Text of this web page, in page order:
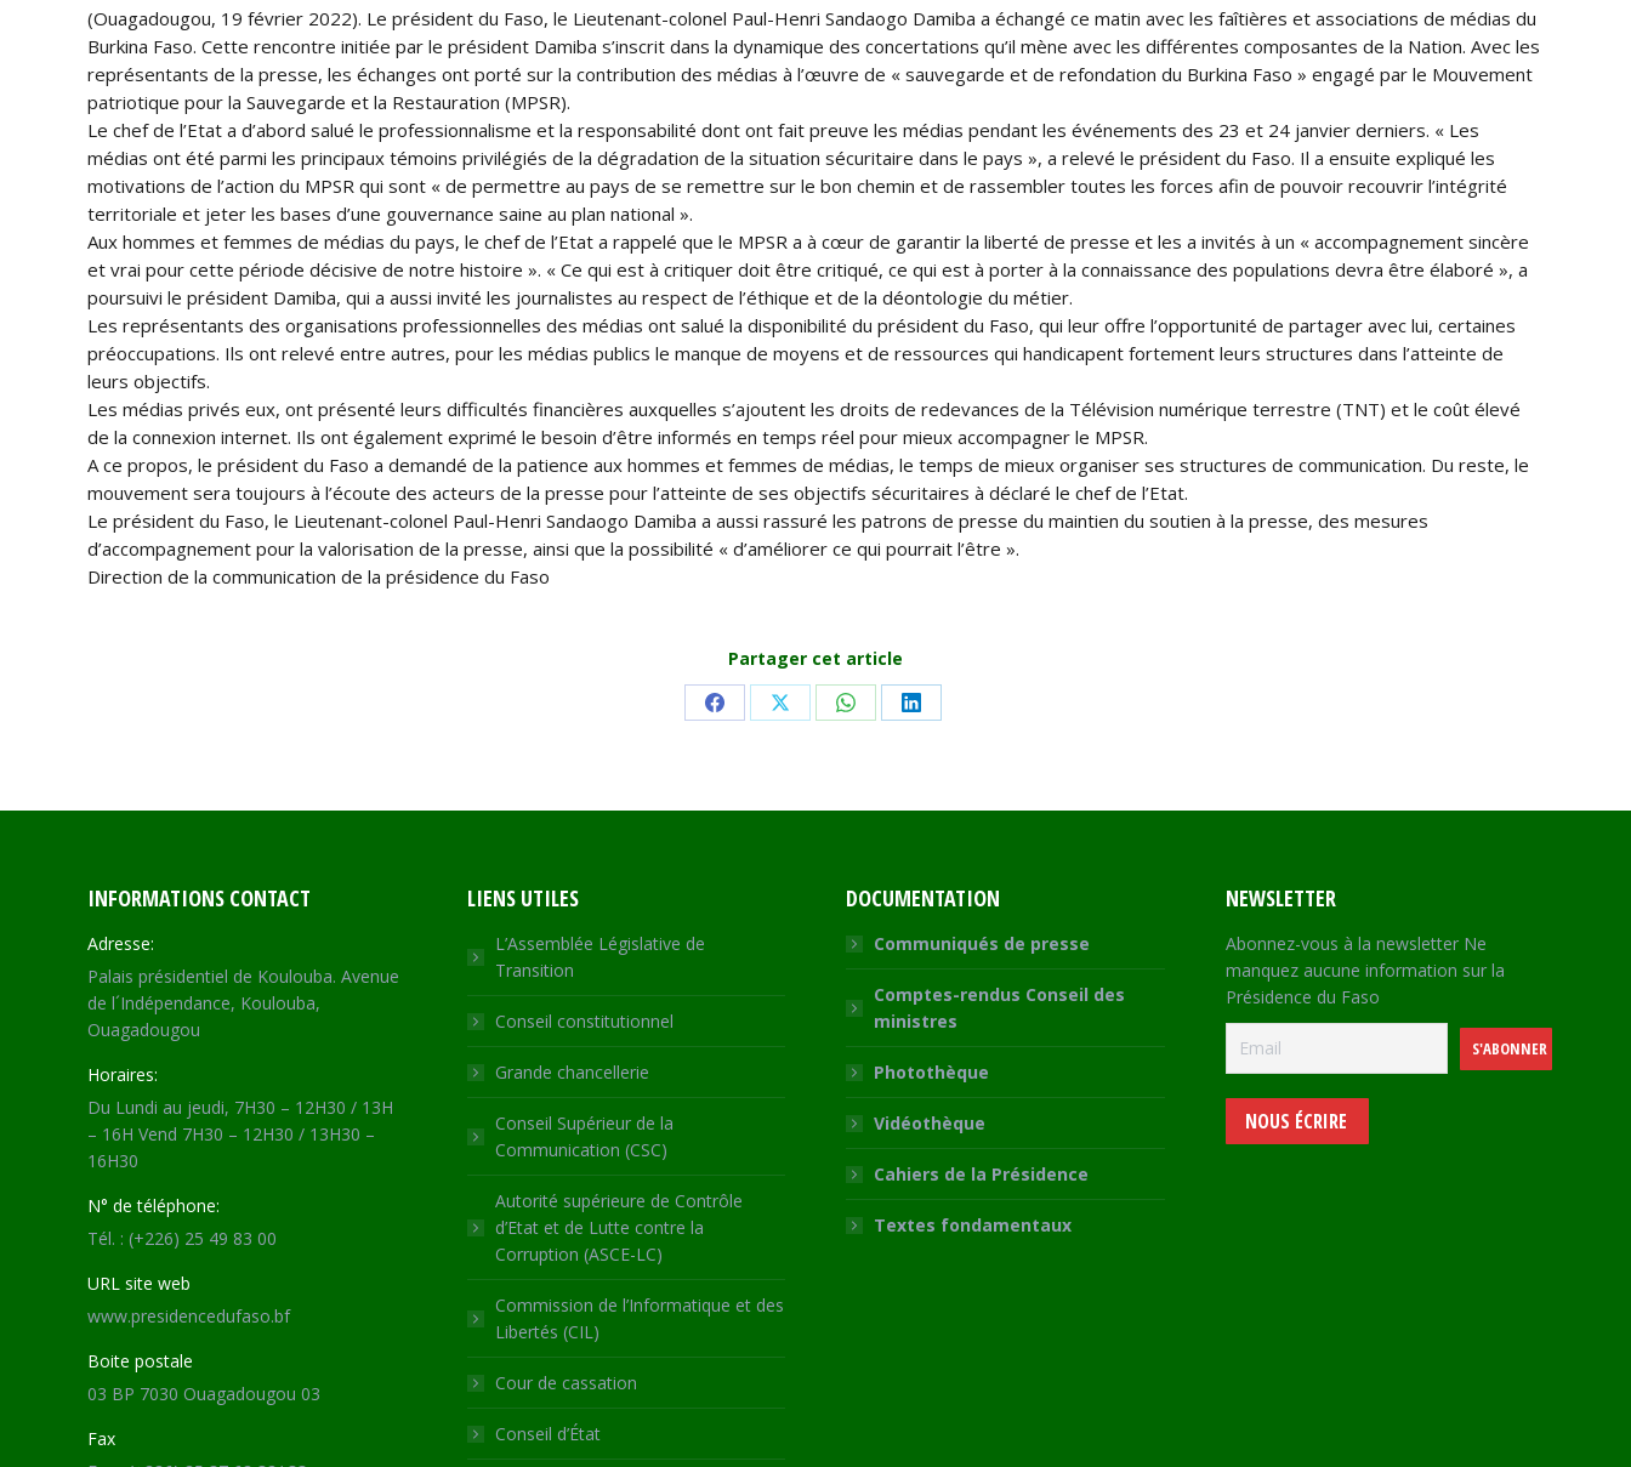
(Ouagadougou, 19 février 2022). Le président du Faso, le Lieutenant-colonel Paul-Henri Sandaogo Damiba a échangé ce matin avec les faîtières et associations de médias du
Burkina Faso. Cette rencontre initiée par le président Damiba s’inscrit dans la dynamique des concertations qu’il mène avec les différentes composantes de la Nation. Avec les
représentants de la presse, les échanges ont porté sur la contribution des médias à l’œuvre de « sauvegarde et de refondation du Burkina Faso » engagé par le Mouvement
patriotique pour la Sauvegarde et la Restauration (MPSR).
Le chef de l’Etat a d’abord salué le professionnalisme et la responsabilité dont ont fait preuve les médias pendant les événements des 23 et 24 janvier derniers. « Les
médias ont été parmi les principaux témoins privilégiés de la dégradation de la situation sécuritaire dans le pays », a relevé le président du Faso. Il a ensuite expliqué les
motivations de l’action du MPSR qui sont « de permettre au pays de se remettre sur le bon chemin et de rassembler toutes les forces afin de pouvoir recouvrir l’intégrité
territoriale et jeter les bases d’une gouvernance saine au plan national ».
Aux hommes et femmes de médias du pays, le chef de l’Etat a rappelé que le MPSR a à cœur de garantir la liberté de presse et les a invités à un « accompagnement sincère
et vrai pour cette période décisive de notre histoire ». « Ce qui est à critiquer doit être critiqué, ce qui est à porter à la connaissance des populations devra être élaboré », a
poursuivi le président Damiba, qui a aussi invité les journalistes au respect de l’éthique et de la déontologie du métier.
Les représentants des organisations professionnelles des médias ont salué la disponibilité du président du Faso, qui leur offre l’opportunité de partager avec lui, certaines
préoccupations. Ils ont relevé entre autres, pour les médias publics le manque de moyens et de ressources qui handicapent fortement leurs structures dans l’atteinte de
leurs objectifs.
Les médias privés eux, ont présenté leurs difficultés financières auxquelles s’ajoutent les droits de redevances de la Télévision numérique terrestre (TNT) et le coût élevé
de la connexion internet. Ils ont également exprimé le besoin d’être informés en temps réel pour mieux accompagner le MPSR.
A ce propos, le président du Faso a demandé de la patience aux hommes et femmes de médias, le temps de mieux organiser ses structures de communication. Du reste, le
mouvement sera toujours à l’écoute des acteurs de la presse pour l’atteinte de ses objectifs sécuritaires à déclaré le chef de l’Etat.
Le président du Faso, le Lieutenant-colonel Paul-Henri Sandaogo Damiba a aussi rassuré les patrons de presse du maintien du soutien à la presse, des mesures
d’accompagnement pour la valorisation de la presse, ainsi que la possibilité « d’améliorer ce qui pourrait l’être ».
Direction de la communication de la présidence du Faso
Partager cet article
Share Share Share Share
INFORMATIONS CONTACT
Adresse:
Palais présidentiel de Koulouba. Avenue
de l´Indépendance, Koulouba,
Ouagadougou
Horaires:
Du Lundi au jeudi, 7H30 – 12H30 / 13H
– 16H Vend 7H30 – 12H30 / 13H30 –
16H30
N° de téléphone:
Tél. : (+226) 25 49 83 00
URL site web
www.presidencedufaso.bf
Boite postale
03 BP 7030 Ouagadougou 03
Fax
LIENS UTILES
L’Assemblée Législative de
Transition
Conseil constitutionnel
Grande chancellerie
Conseil Supérieur de la
Communication (CSC)
Autorité supérieure de Contrôle
d’Etat et de Lutte contre la
Corruption (ASCE-LC)
Commission de l’Informatique et des
Libertés (CIL)
Cour de cassation
Conseil d’État
DOCUMENTATION
Communiqués de presse
Comptes-rendus Conseil des
ministres
Photothèque
Vidéothèque
Cahiers de la Présidence
Textes fondamentaux
NEWSLETTER
Abonnez-vous à la newsletter Ne
manquez aucune information sur la
Présidence du Faso
NOUS ÉCRIRE